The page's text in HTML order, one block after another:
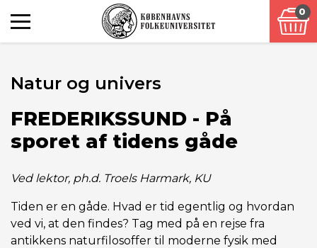
0
Natur og univers
FREDERIKSSUND - På
sporet af tidens gåde
Ved lektor, ph.d. Troels Harmark, KU
Tiden er en gåde. Hvad er tid egentlig og hvordan
ved vi, at den findes? Tag med på en rejse fra
antikkens naturfilosoffer til moderne fysik med